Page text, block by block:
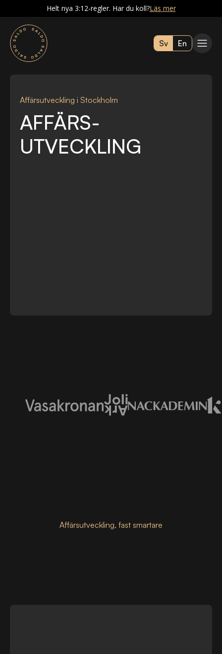
Helt nya 3:12-regler. Har du koll?Läs mer
Sv En
Affärsutveckling i Stockholm
AFFÄRS-
UTVECKLING
Affärsutveckling, fast smartare